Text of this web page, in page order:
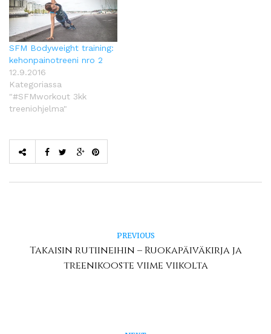
SFM Bodyweight training:
kehonpainotreeni nro 2
12.9.2016
Kategoriassa
"#SFMworkout 3kk
treeniohjelma"
PREVIOUS
Takaisin rutiineihin – Ruokapäiväkirja ja
treenikooste viime viikolta